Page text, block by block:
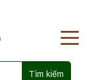
Tìm kiếm